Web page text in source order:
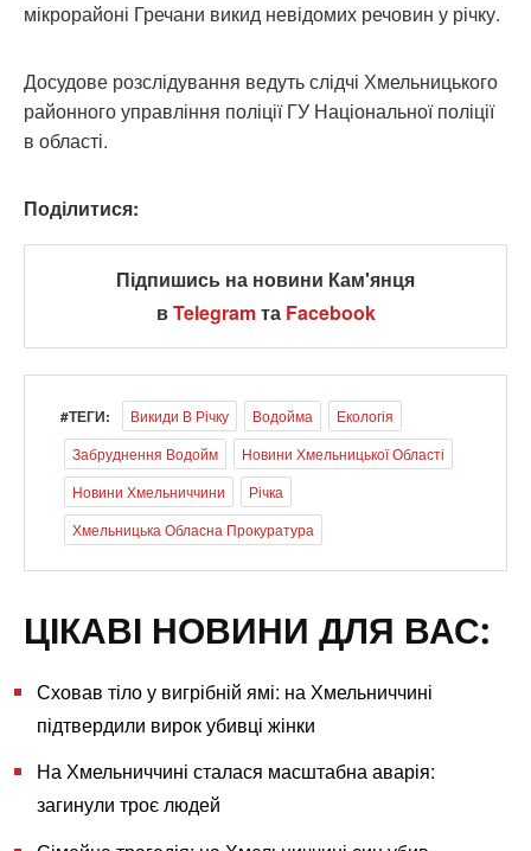
мікрорайоні Гречани викид невідомих речовин у річку.
Досудове розслідування ведуть слідчі Хмельницького
районного управління поліції ГУ Національної поліції
в області.
Поділитися:
Підпишись на новини Кам'янця
вTelegramта Facebook
#ТЕГИ: Викиди В Річку Водойма
Екологія
Забруднення Водойм
Новини Хмельницької Області
Новини Хмельниччини
Річка
Хмельницька Обласна Прокуратура
ЦІКАВІ НОВИНИ ДЛЯ ВАС:
Сховав тіло у вигрібній ямі: на Хмельниччині
підтвердили вирок убивці жінки
На Хмельниччині сталася масштабна аварія:
загинули троє людей